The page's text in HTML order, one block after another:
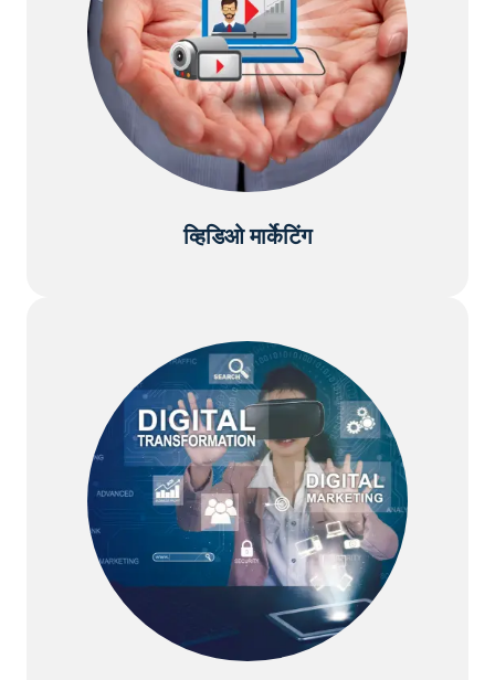
व्हिडिओ मार्केटिंग